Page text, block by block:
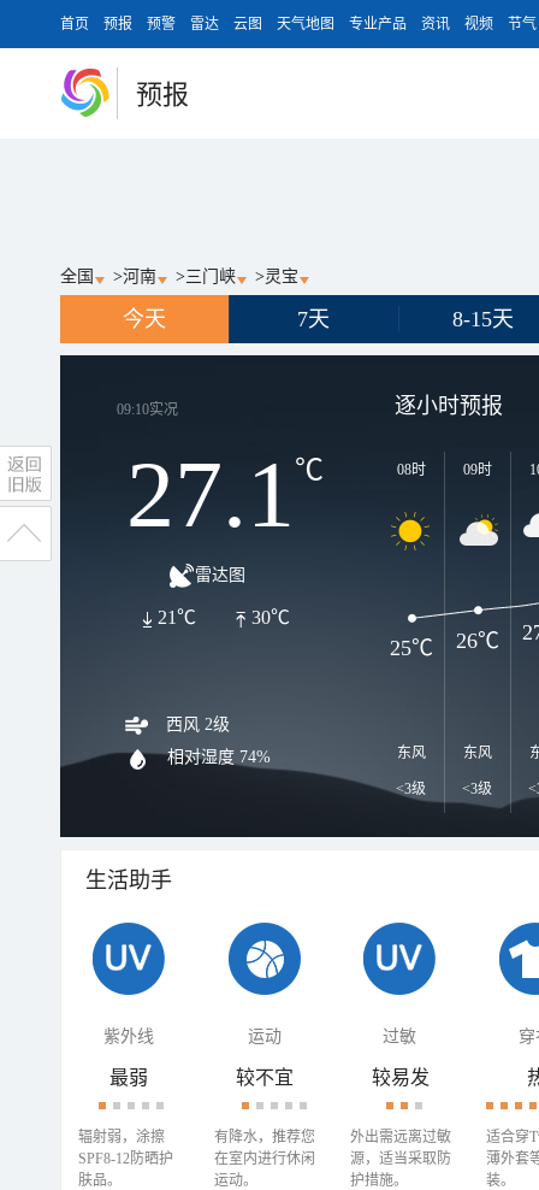
首页 预报 预警 雷达 云图 天气地图 专业产品 资讯 视频 节气
预报
全国 >河南 >三门峡 >灵宝
今天 7天 8-15天
09:10实况
27.1℃
雷达图
30℃
21℃
西风 2级
相对湿度 74%
逐小时预报
08时
东风
<3级
09时
东风
<3级
25℃ 26℃
生活助手
紫外线 运动 过敏 穿
最弱
辐射弱，涂擦
SPF8-12防晒护
肤品。
较不宜
有降水，推荐您
在室内进行休闲
运动。
较易发
外出需远离过敏
源，适当采取防
护措施。
适合穿
薄外套
装。